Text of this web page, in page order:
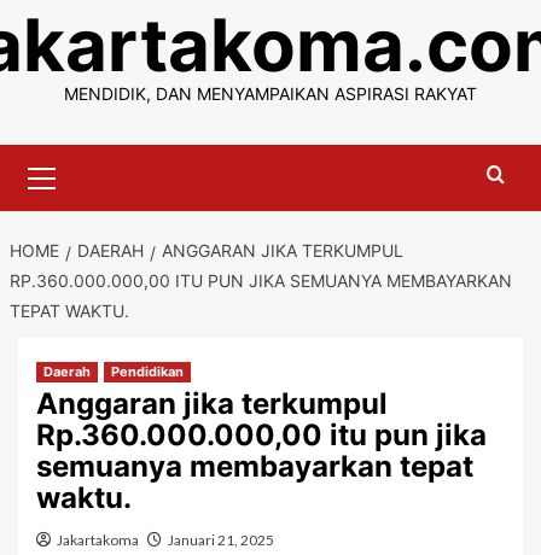
content
MENDIDIK, DAN MENYAMPAIKAN ASPIRASI RAKYAT
Menu
HOME DAERAH
ANGGARAN JIKA TERKUMPUL
RP.360.000.000,00 ITU PUN JIKA SEMUANYA MEMBAYARKAN
TEPAT WAKTU.
Daerah Pendidikan
Anggaran jika terkumpul
Rp.360.000.000,00 itu pun jika
semuanya membayarkan tepat
waktu.
Jakartakoma Januari 21, 2025